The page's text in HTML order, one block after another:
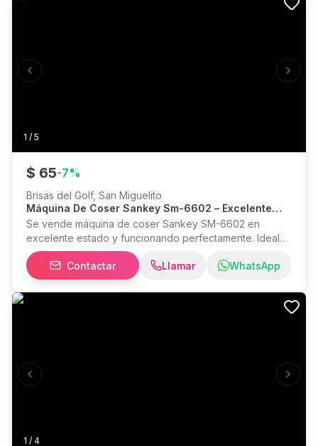
1 / 5
Previous slide Next
$ 65-7%
Brisas del Golf, San Miguelito
Máquina De Coser Sankey Sm-6602 – Excelente
Estado
Se vende máquina de coser Sankey SM-6602 en
excelente estado y funcionando perfectamente. Ideal
para proyectos de costura en casa. Características: • 66
tipos de puntadas. • Ojal automático en 4 pasos. •
Motor de 70 W. • Luz LED integrada. • Largo y ancho de
puntada ajustables. • Brazo libre y mesa de extensión. •
Contactar Llamar WhatsApp
1 / 4
Previous slide Next